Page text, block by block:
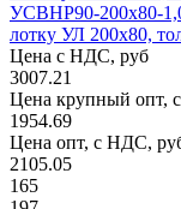
УСВНР90-200х80-
лотку УЛ 200х80,
Цена с НДС, руб
3007.21
Цена крупный опт,
1954.69
Цена опт, с НДС,
2105.05
165